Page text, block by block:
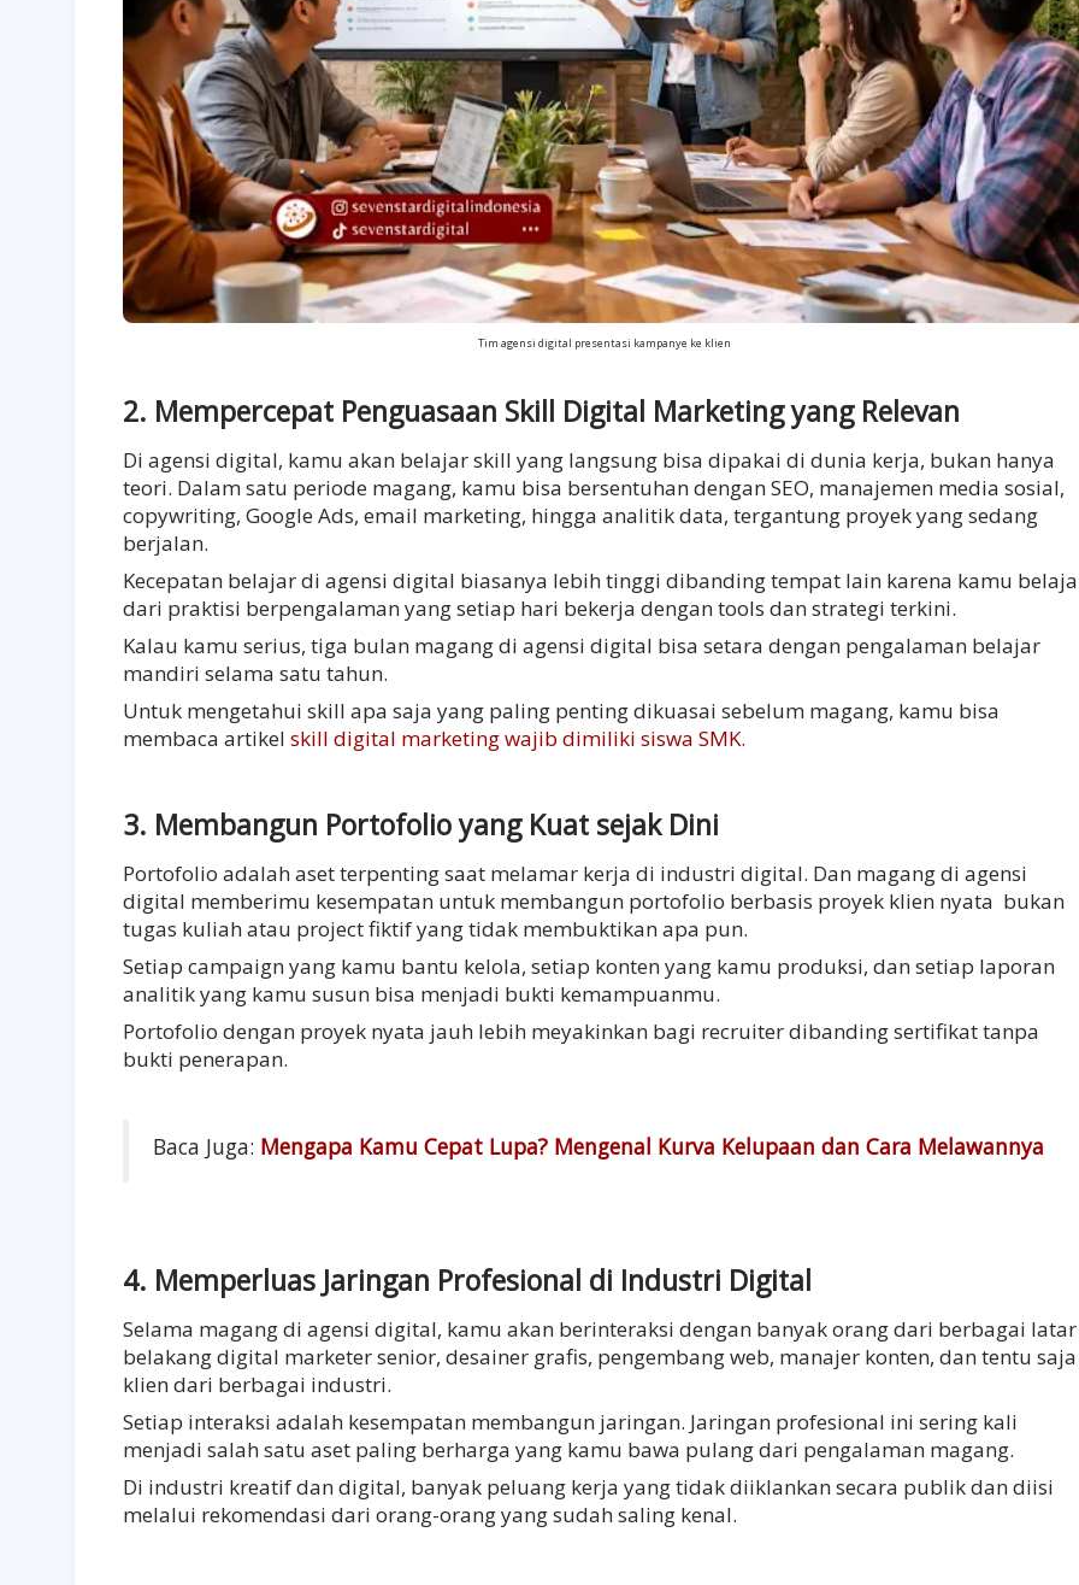
Tim agensi digital presentasi kampanye ke klien
2. Mempercepat Penguasaan Skill Digital Marketing yang Relevan
Di agensi digital, kamu akan belajar skill yang langsung bisa dipakai di dunia kerja, bukan hanya
teori. Dalam satu periode magang, kamu bisa bersentuhan dengan SEO, manajemen media sosial,
copywriting, Google Ads, email marketing, hingga analitik data, tergantung proyek yang sedang
berjalan.
Kecepatan belajar di agensi digital biasanya lebih tinggi dibanding tempat lain karena kamu
dari praktisi berpengalaman yang setiap hari bekerja dengan tools dan strategi terkini.
Kalau kamu serius, tiga bulan magang di agensi digital bisa setara dengan pengalaman belajar
mandiri selama satu tahun.
Untuk mengetahui skill apa saja yang paling penting dikuasai sebelum magang, kamu bisa
membaca artikel skill digital marketing wajib dimiliki siswa SMK.
3. Membangun Portofolio yang Kuat sejak Dini
Portofolio adalah aset terpenting saat melamar kerja di industri digital. Dan magang di agensi
digital memberimu kesempatan untuk membangun portofolio berbasis proyek klien nyata bukan
tugas kuliah atau project fiktif yang tidak membuktikan apa pun.
Setiap campaign yang kamu bantu kelola, setiap konten yang kamu produksi, dan setiap laporan
analitik yang kamu susun bisa menjadi bukti kemampuanmu.
Portofolio dengan proyek nyata jauh lebih meyakinkan bagi recruiter dibanding sertifikat tanpa
bukti penerapan.
Baca Juga: Mengapa Kamu Cepat Lupa? Mengenal Kurva Kelupaan dan Cara Melawannya
4. Memperluas Jaringan Profesional di Industri Digital
Selama magang di agensi digital, kamu akan berinteraksi dengan banyak orang dari berbagai latar
belakang digital marketer senior, desainer grafis, pengembang web, manajer konten, dan tentu saja
klien dari berbagai industri.
Setiap interaksi adalah kesempatan membangun jaringan. Jaringan profesional ini sering kali
menjadi salah satu aset paling berharga yang kamu bawa pulang dari pengalaman magang.
Di industri kreatif dan digital, banyak peluang kerja yang tidak diiklankan secara publik dan diisi
melalui rekomendasi dari orang-orang yang sudah saling kenal.